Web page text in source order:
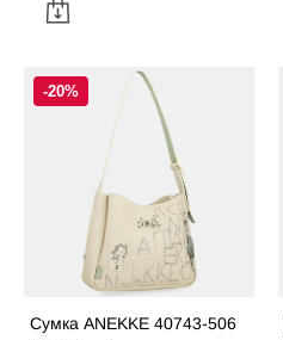
-20%
Сумка ANEKKE 40743-506